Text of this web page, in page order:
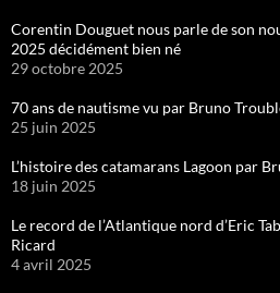
Corentin Douguet nous parle de son
2025 décidément bien né
29 octobre 2025
70 ans de nautisme vu par Bruno
25 juin 2025
L’histoire des catamarans Lagoon par
18 juin 2025
Le record de l’Atlantique nord d’Eric
Ricard
4 avril 2025